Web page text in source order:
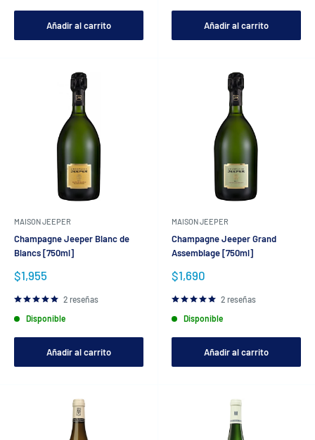
Añadir al carrito Añadir al carrito
MAISON JEEPER
Champagne Jeeper Blanc de
Blancs [750ml]
Precio
venta
$1,955
2 reseñas
Disponible
Añadir al carrito
MAISON JEEPER
Champagne Jeeper Grand
Assemblage [750ml]
Precio
venta
$1,690
2 reseñas
Disponible
Añadir al carrito